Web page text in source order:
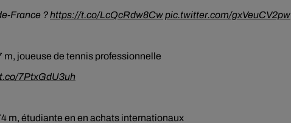
France ?https://t.co/LcQcRdw8Cwpic.twitter.com/gxVeuCV2pw
m, joueuse de tennis professionnelle
7PtxGdU3uh
m, étudiante en en achats internationaux